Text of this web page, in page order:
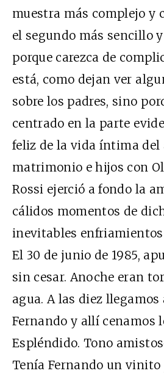
muestra más complejo y
el segundo más sencillo
porque carezca de
está, como dejan ver
sobre los padres, sino
centrado en la parte
feliz de la vida íntima del
matrimonio e hijos con
Rossi ejerció a fondo la
cálidos momentos de
inevitables enfriamientos
El 30 de junio de 1985,
sin cesar. Anoche eran
agua. A las diez llegamos
Fernando y allí cenamos
Espléndido. Tono
Tenía Fernando un vinito